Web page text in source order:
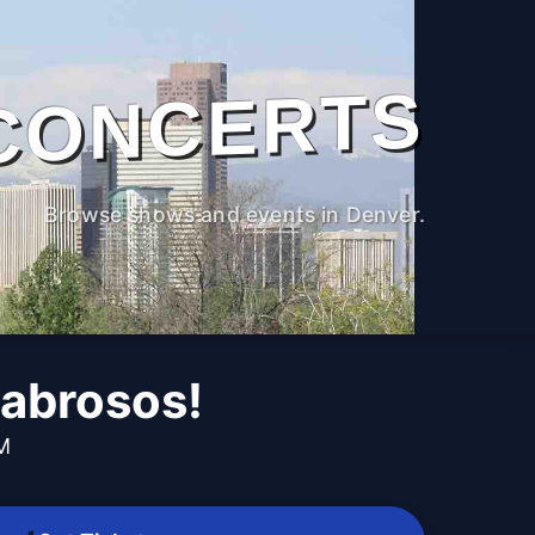
Browse shows and events in Denver.